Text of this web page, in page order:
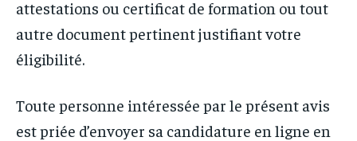
attestations ou certificat de formation ou tout
autre document pertinent justifiant votre
éligibilité.
Toute personne intéressée par le présent avis
est priée d’envoyer sa candidature en ligne en